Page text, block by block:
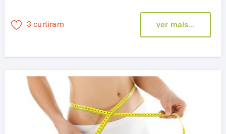
3 curtiram ver mais...